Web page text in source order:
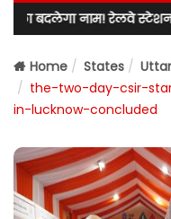
स्टेशन जानकीपुरम
Home States
the-two-day-csir-
in-lucknow-concluded